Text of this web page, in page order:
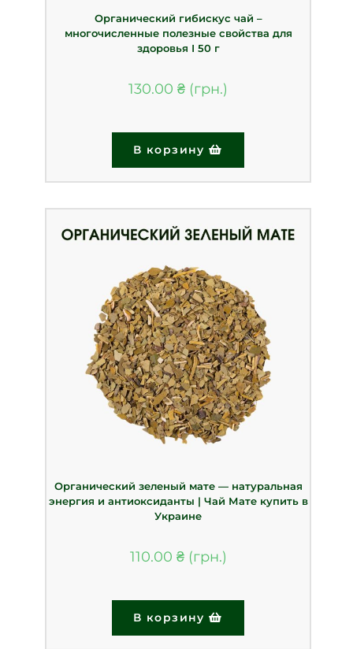
Органический гибискус чай –
многочисленные полезные свойства для
здоровья І 50 г
130.00 ₴
В корзину
Органический зеленый мате — натуральная
энергия и антиоксиданты | Чай Мате купить в
Украине
110.00 ₴
В корзину